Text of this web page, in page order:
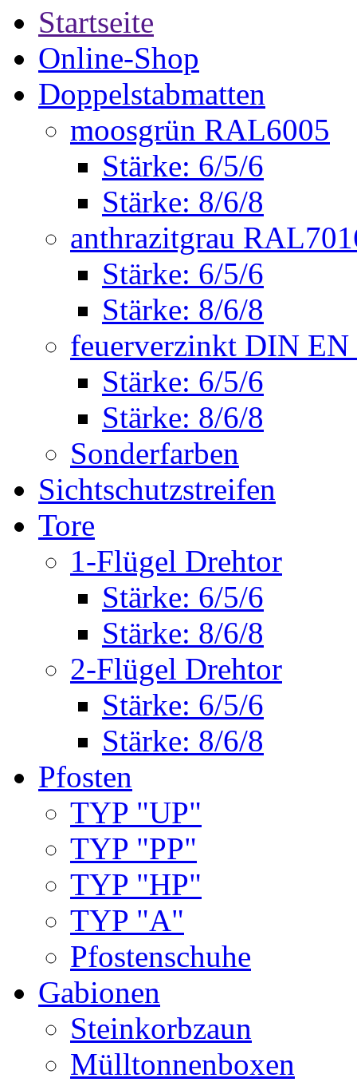
Startseite
Online-Shop
Doppelstabmatten
moosgrün RAL6005
Stärke: 6/5/6
Stärke: 8/6/8
anthrazitgrau
Stärke: 6/5/6
Stärke: 8/6/8
feuerverzinkt DIN EN
Stärke: 6/5/6
Stärke: 8/6/8
Sonderfarben
Sichtschutzstreifen
Tore
1-Flügel Drehtor
Stärke: 6/5/6
Stärke: 8/6/8
2-Flügel Drehtor
Stärke: 6/5/6
Stärke: 8/6/8
Pfosten
TYP "UP"
TYP "PP"
TYP "HP"
TYP "A"
Pfostenschuhe
Gabionen
Steinkorbzaun
Mülltonnenboxen